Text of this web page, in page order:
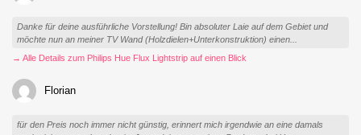
Danke für deine ausführliche Vorstellung! Bin absoluter Laie auf dem Gebiet und
möchte nun an meiner TV Wand (Holzdielen+Unterkonstruktion) einen...
→ Alle Details zum Philips Hue Flux Lightstrip auf einen Blick
Florian
für den Preis noch immer nicht günstig, erinnert mich irgendwie an eine damals